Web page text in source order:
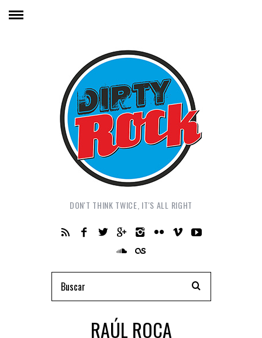
DON'T THINK TWICE, IT'S ALL RIGHT
RAÚL ROCA